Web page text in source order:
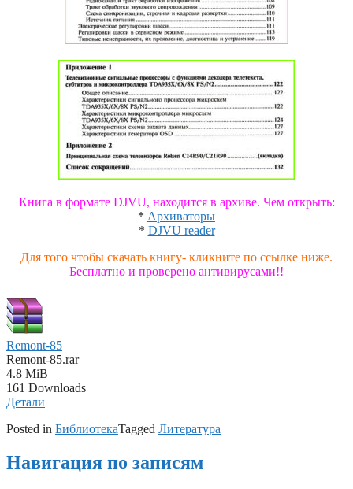
Книга в формате DJVU, находится в архиве. Чем открыть:
* Архиваторы
* DJVU reader
Для того чтобы скачать книгу- кликните по ссылке ниже.
Бесплатно и проверено антивирусами!!
Remont-85
Remont-85.rar
4.8 MiB
161 Downloads
Детали
Posted in БиблиотекаTagged Литература
Навигация по записям